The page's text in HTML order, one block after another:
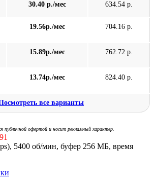
30.40 р./мес 634.54 р.
19.56р./мес 704.16 р.
15.89р./мес 762.72 р.
13.74р./мес 824.40 р.
все варианты
публичной офертой и носит рекламный характер.
5400 об/мин, буфер 256 МБ, время